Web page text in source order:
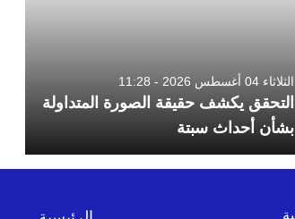
الثلاثاء 04 أغسطس 2026 - 11:28
التحقق يكشف حقيقة الصورة المتداولة
بشأن أحداث سبتة